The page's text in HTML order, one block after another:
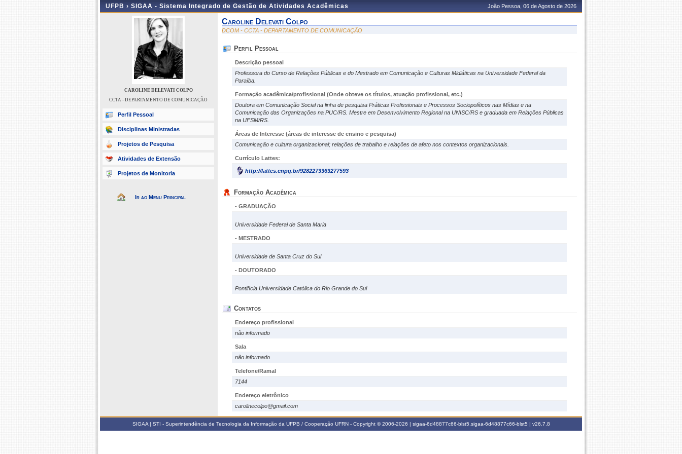
UFPB › SIGAA - Sistema Integrado de Gestão de Atividades Acadêmicas João Pessoa, 06 de Agosto de 2026
CAROLINE DELEVATI COLPO
CCTA - DEPARTAMENTO DE COMUNICAÇÃO
Perfil Pessoal
Disciplinas Ministradas
Projetos de Pesquisa
Atividades de Extensão
Projetos de Monitoria
Ir ao Menu Principal
Caroline Delevati Colpo
DCOM - CCTA - DEPARTAMENTO DE COMUNICAÇÃO
Perfil Pessoal
Descrição pessoal
Professora do Curso de Relações Públicas e do Mestrado em Comunicação e Culturas Midiáticas na Universidade Federal da
Paraíba.
Formação acadêmica/profissional (Onde obteve os títulos, atuação profissional, etc.)
Doutora em Comunicação Social na linha de pesquisa Práticas Profissionais e Processos Sociopolíticos nas Mídias e na
Comunicação das Organizações na PUC/RS. Mestre em Desenvolvimento Regional na UNISC/RS e graduada em Relações Públicas
na UFSM/RS.
Áreas de Interesse (áreas de interesse de ensino e pesquisa)
Comunicação e cultura organizacional; relações de trabalho e relações de afeto nos contextos organizacionais.
Currículo Lattes:
http://lattes.cnpq.br/9282273363277593
Formação Acadêmica
- GRADUAÇÃO
Universidade Federal de Santa Maria
- MESTRADO
Universidade de Santa Cruz do Sul
- DOUTORADO
Pontifícia Universidade Católica do Rio Grande do Sul
Contatos
Endereço profissional
não informado
Sala
não informado
Telefone/Ramal
7144
Endereço eletrônico
carolinecolpo@gmail.com
SIGAA | STI - Superintendência de Tecnologia da Informação da UFPB / Cooperação UFRN - Copyright © 2006-2026 | sigaa-6d48877c66-blst5.sigaa-6d48877c66-blst5 | v26.7.8